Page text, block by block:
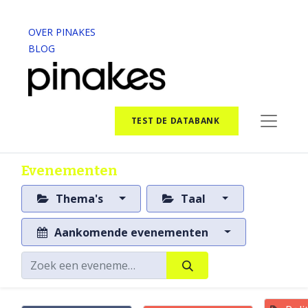
OVER PINAKES
BLOG
TEST DE DATABANK
Evenementen
Thema's Taal
Aankomende evenementen